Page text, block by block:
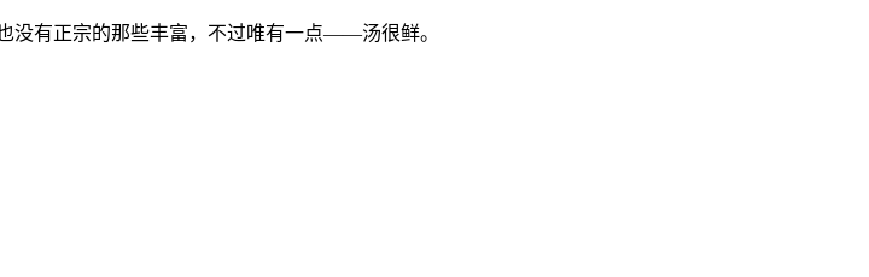
没有正宗的那些丰富，不过唯有一点——汤很鲜。